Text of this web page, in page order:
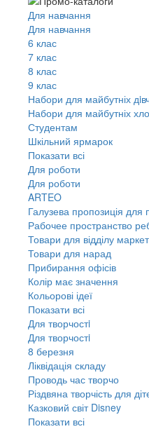
Для навчання
Для навчання
6 клас
7 клас
8 клас
9 клас
Набори для майбутніх
Набори для майбутніх
Студентам
Шкільний ярмарок
Показати всі
Для роботи
Для роботи
ARTEO
Галузева пропозиція для
Рабочее пространство
Товари для відділу
Товари для нарад
Прибирання офісів
Колір має значення
Кольорові ідеї
Показати всі
Для творчостi
Для творчостi
8 березня
Ліквідація складу
Проводь час творчо
Різдвяна творчість для
Казковий світ Disney
Показати всі